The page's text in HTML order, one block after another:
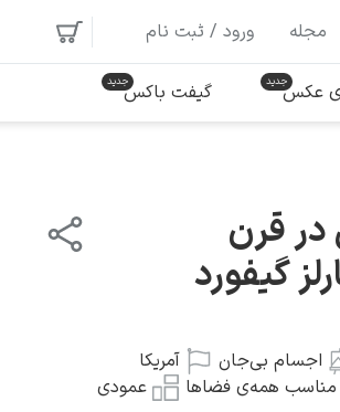
مجله ورود / ثبت نام
عکس گیفت باکس
قرن
گیفورد
اجسام بی‌جان
آمریکا
مناسب همه‌ی فضاها
عمودی